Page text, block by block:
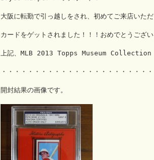
大阪に転勤で引っ越しをされ、初めてご来店いた
カードをゲットされました！！！おめでとうござい
上記、MLB 2013 Topps Museum Collection
・・・・・・・・・・・・・・・・・・・・・・
開封結果の画像です。